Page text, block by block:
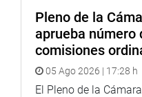
Twitter:https://goo.gl/
YouTube:https://goo.gl/
http://
fotografia.congreso.gob.pe
Pleno de la
aprueba número
comisiones
05 Ago 2026 | 17:28 h
El Pleno de la